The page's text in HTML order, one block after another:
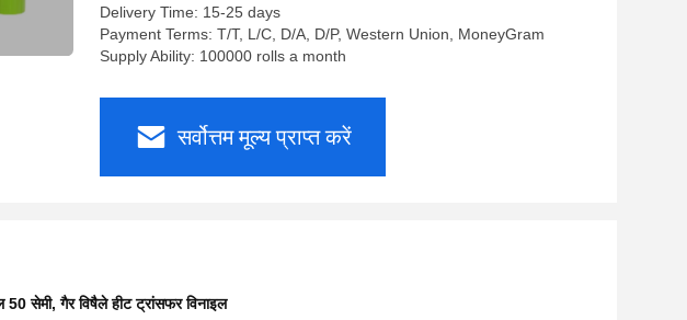
Delivery Time: 15-25 days
Payment Terms: T/T, L/C, D/A, D/P, Western Union, MoneyGram
Supply Ability: 100000 rolls a month
सर्वोत्तम मूल्य प्राप्त करें
50 सेमी,गैर विषैले हीट ट्रांसफर विनाइल